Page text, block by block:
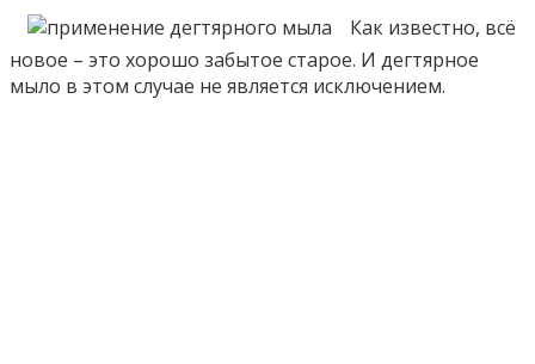
Как известно, всё
новое – это хорошо забытое старое. И дегтярное
мыло в этом случае не является исключением.